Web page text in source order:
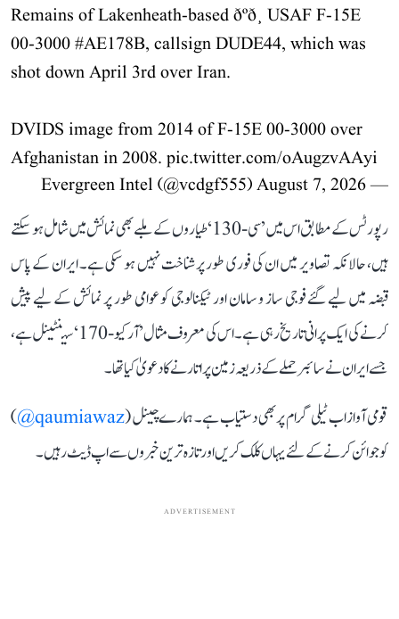
Remains of Lakenheath-based ðºð¸ USAF F-15E
00-3000#AE178B, callsign DUDE44, which was
shot down April 3rd over Iran.
DVIDS image from 2014 of F-15E 00-3000 over
Afghanistan in 2008. pic.twitter.com/oAugzvAAyi
— Evergreen Intel (@vcdgf555)
August 7, 2026
رپورٹس کے مطابق اس میں ’سی-130‘ طیاروں کے ملبے بھی نمائش میں شامل ہو سکتے
ہیں، حالانکہ تصاویر میں ان کی فوری طور پر شناخت نہیں ہو سکی ہے۔ ایران کے پاس
قبضہ میں لیے گئے فوجی ساز و سامان اور ٹیکنالوجی کو عوامی طور پر نمائش کے لیے پیش
کرنے کی ایک پرانی تاریخ رہی ہے۔ اس کی معروف مثال ’آر کیو-170‘ سینٹینل ہے،
جسے ایران نے سائبر حملے کے ذریعہ زمین پر اتارنے کا دعویٰ کیا تھا۔
قومی آواز اب ٹیلی گرام پر بھی دستیاب ہے۔ ہمارے چینل (qaumiawaz@
)
کو جوائن کرنے کے لئے یہاں کلک کریں اور تازہ ترین خبروں سے اپ ڈیٹ رہیں۔
ADVERTISEMENT